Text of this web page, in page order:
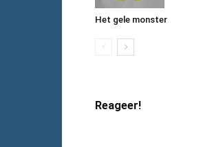
Het gele monster
Reageer!